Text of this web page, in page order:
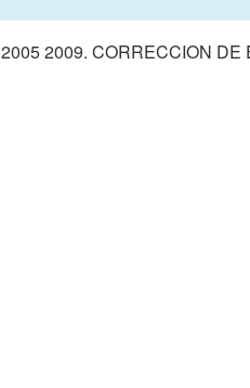
2009. CORRECCION DE